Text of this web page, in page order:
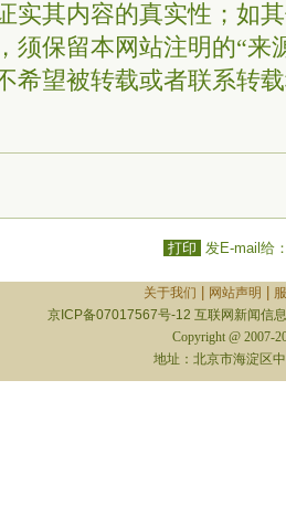
实其内容的真实性；如
须保留本网站注明的“来
希望被转载或者联系转
打印 发E-mail给
关于我们 网站声明
京ICP备07017567号-12 互联网新闻信
Copyright @ 2007-
地址：北京市海淀区